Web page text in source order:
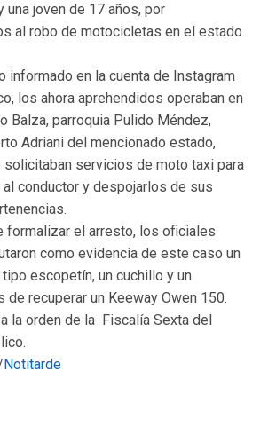
una joven de 17 años, por
al robo de motocicletas en el estado
informado en la cuenta de Instagram
los ahora aprehendidos operaban en
Balza, parroquia Pulido Méndez,
Adriani del mencionado estado,
solicitaban servicios de moto taxi para
al conductor y despojarlos de sus
formalizar el arresto, los oficiales
como evidencia de este caso un
escopetín, un cuchillo y un
de recuperar un Keeway Owen 150.
la orden de la Fiscalía Sexta del
Notitarde